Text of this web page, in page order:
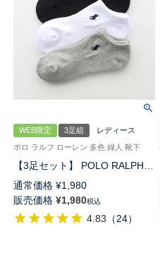
WEB限定 3足組
レディース
ポロ ラルフ ローレン 多色 婦人 靴下
【3足セット】 POLO RALPH
LAUREN 《カラー豊富》 足底
パイル アーチサポート ワンポ
イント刺繍 スニーカー丈 ソッ
クス レディース 93246602
通常価格 ¥1,980
販売価格 ¥1,980税込
4.83 （24）